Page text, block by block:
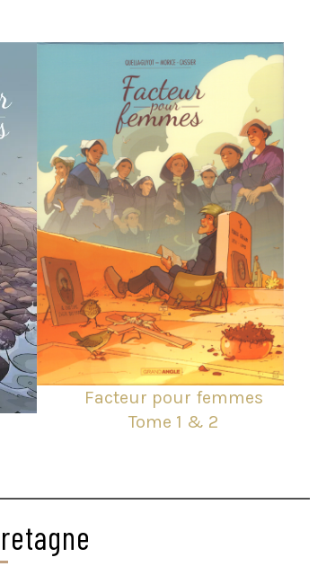
Facteur pour femmes
Tome 1 & 2